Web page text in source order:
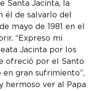
Santa Jacinta, la
él de salvarlo del
mayo de 1981 en el
“Expreso mi
Jacinta por los
ofreció por el Santo
en gran sufrimiento”,
hermoso ver al Papa